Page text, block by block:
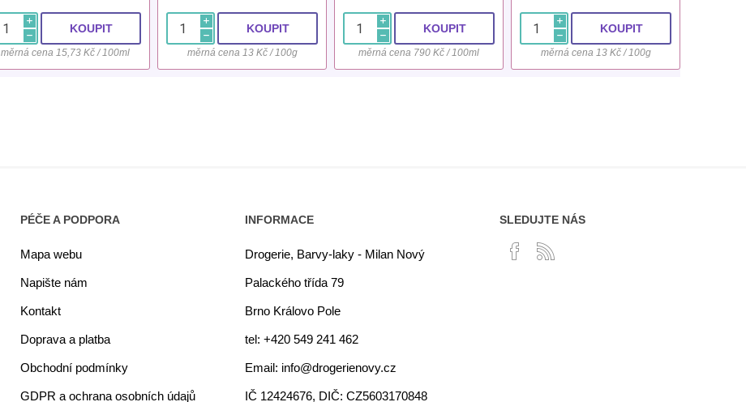
i
h
měrná cena 15,73 Kč / 100ml
i
h
měrná cena 13 Kč / 100g
i
h
měrná cena 790 Kč / 100ml
i
h
měrná cena 13 Kč / 100g
PÉČE A PODPORA
Mapa webu
Napište nám
Kontakt
Doprava a platba
Obchodní podmínky
GDPR a ochrana osobních údajů
INFORMACE
Drogerie, Barvy-laky - Milan Nový
Palackého třída 79
Brno Královo Pole
tel: +420 549 241 462
Email: info@drogerienovy.cz
IČ 12424676, DIČ: CZ5603170848
SLEDUJTE NÁS